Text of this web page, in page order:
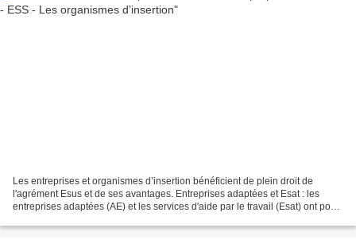
Les entreprises et organismes d’insertion bénéficient de plein droit de
l'agrément Esus et de ses avantages. Entreprises adaptées et Esat : les
entreprises adaptées (AE) et les services d'aide par le travail (Esat) ont pour